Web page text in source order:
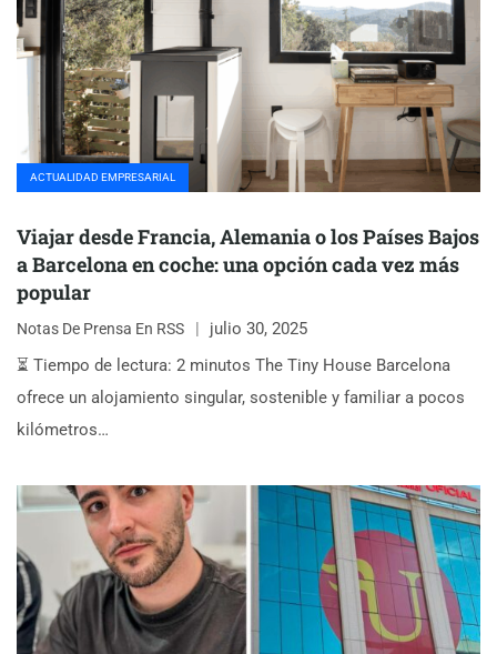
ACTUALIDAD EMPRESARIAL
Viajar desde Francia, Alemania o los Países Bajos
a Barcelona en coche: una opción cada vez más
popular
Notas De Prensa En RSS
julio 30, 2025
⏳ Tiempo de lectura: 2 minutos The Tiny House Barcelona
ofrece un alojamiento singular, sostenible y familiar a pocos
kilómetros…